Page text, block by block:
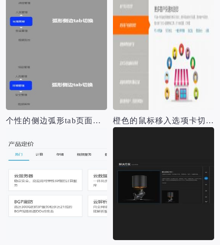
个性的侧边弧形tab页面切换源码 橙色的鼠标移入选项卡切换源码